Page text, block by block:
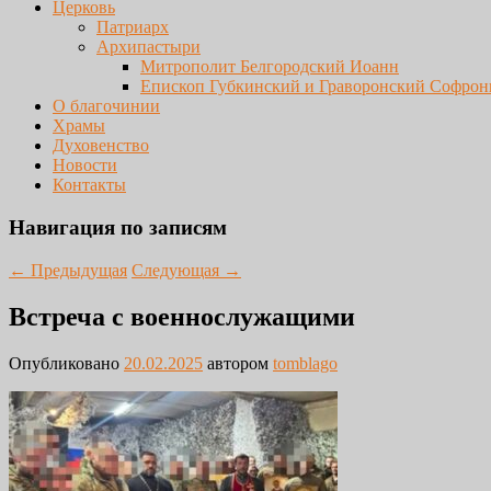
Церковь
Патриарх
Архипастыри
Митрополит Белгородский Иоанн
Епископ Губкинский и Граворонский
О благочинии
Храмы
Духовенство
Новости
Контакты
Навигация по записям
← Предыдущая Следующая →
Встреча с военнослужащими
Опубликовано 20.02.2025 автором tomblago